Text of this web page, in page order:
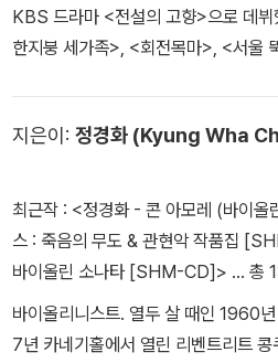
KBS 드라마 <전설의 고향>으로 데
한지붕 세가족>, <회전목마>, <서울
<짝패> 등의 드라마 대본을 썼다. 인물
함 대신 내면의 고통을 그리는 데 관
를 현실적으로 표현하는 데 강한 작가
아저씨랑 콩나물 파는 아줌마랑 연애
있듯 서민드라마의 형식 안에 인간의
있다.
지은이: 정경화 (Kyung Wha
최근작 : <정경화 - 콘 아모레 (바이
스 : 죽음의 무도 & 관현악 작품집
바이올린 소나타 [SHM-CD]> … 총
바이올리니스트. 열두 살 때인 1960
7년 카네기홀에서 열린 리벤트리트